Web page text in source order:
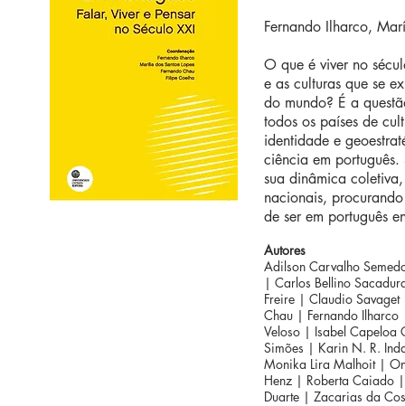
Fernando Ilharco,
O que é viver no
e as culturas que se
do mundo? É a
todos os países de
identidade e
ciência em
sua dinâmica
nacionais,
de ser em português
Autores
Adilson Carvalho
| Carlos Bellino
Freire | Claudio
Chau | Fernando
Veloso | Isabel Capeloa
Simões | Karin N. R.
Monika Lira Malhoit |
Henz | Roberta Caiado
Duarte | Zacarias da